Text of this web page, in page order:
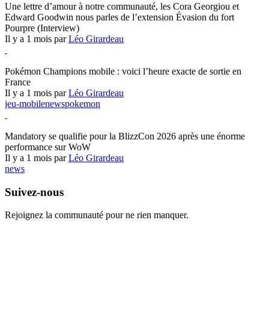
Une lettre d’amour à notre communauté, les Cora Georgiou et
Edward Goodwin nous parles de l’extension Évasion du fort
Pourpre (Interview)
Il y a 1 mois parLéo Girardeau
Pokémon Champions mobile : voici l’heure exacte de sortie en
France
Il y a 1 mois parLéo Girardeau
jeu-mobilenewspokemon
Mandatory se qualifie pour la BlizzCon 2026 après une énorme
performance sur WoW
Il y a 1 mois parLéo Girardeau
news
Suivez-nous
Rejoignez la communauté pour ne rien manquer.